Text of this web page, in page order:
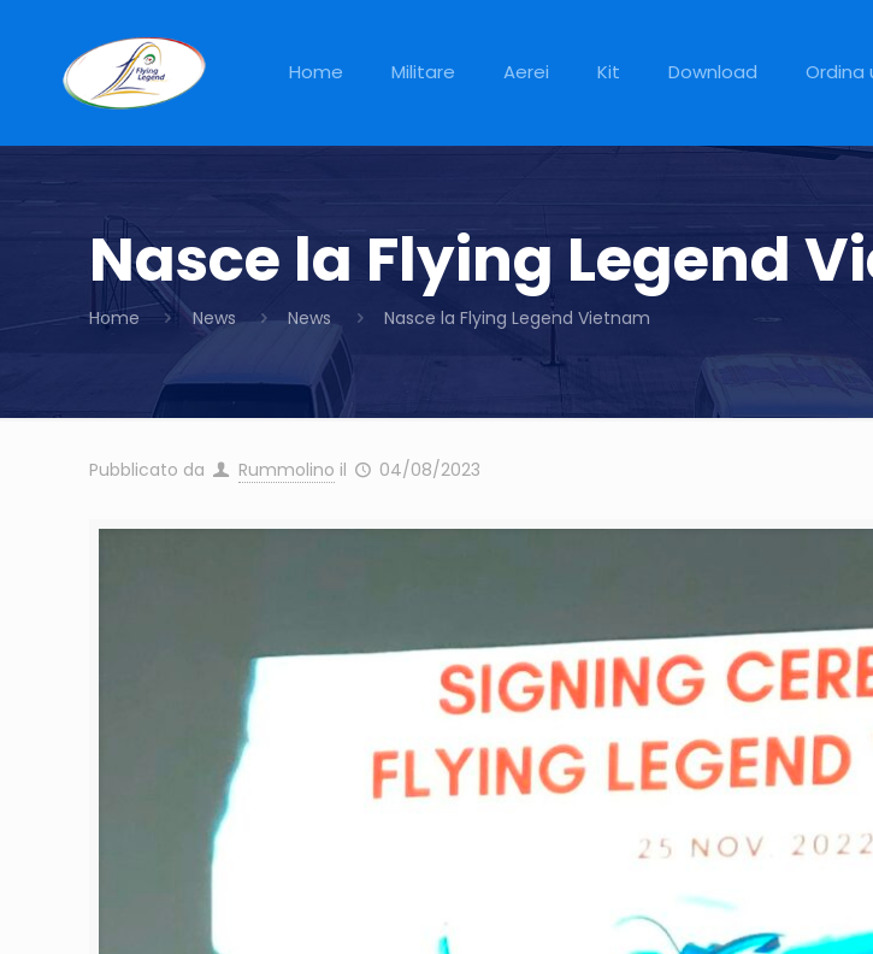
Home Militare Aerei Kit Download Ordina
Nasce la Flying Legend
Home News News Nasce la Flying Legend Vietnam
Pubblicato da Rummolino il 04/08/2023